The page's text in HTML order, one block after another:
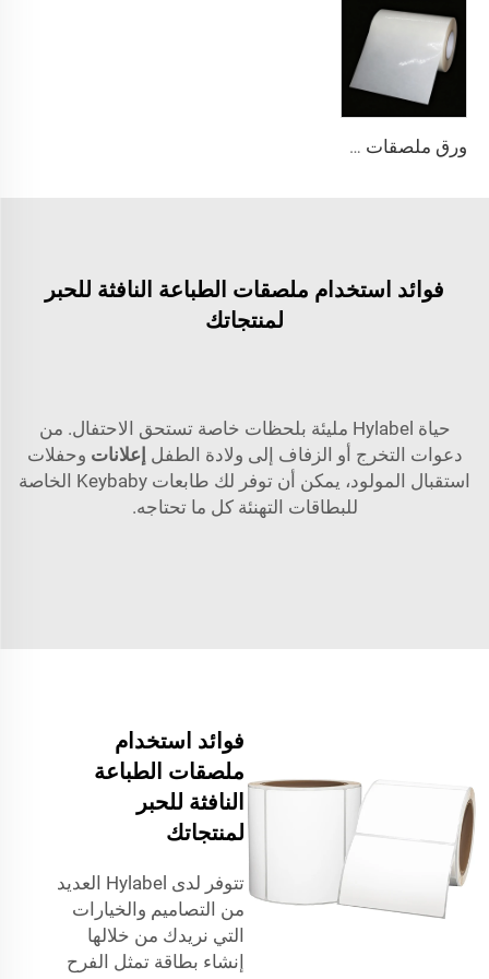
ورق ملصقات من فيلم اصطناعي لاصق ذاتي شفاف من مادة البولي بروبلين والبولي إيثيلين والتيريفثاليت، بكرات كبيرة
فوائد استخدام ملصقات الطباعة النافثة للحبر
لمنتجاتك
حياة Hylabel مليئة بلحظات خاصة تستحق الاحتفال. من
دعوات التخرج أو الزفاف إلى ولادة الطفل إعلانات وحفلات
استقبال المولود، يمكن أن توفر لك طابعات Keybaby الخاصة
للبطاقات التهنئة كل ما تحتاجه.
فوائد استخدام
ملصقات الطباعة
النافثة للحبر
لمنتجاتك
تتوفر لدى Hylabel العديد
من التصاميم والخيارات
التي نريدك من خلالها
إنشاء بطاقة تمثل الفرح